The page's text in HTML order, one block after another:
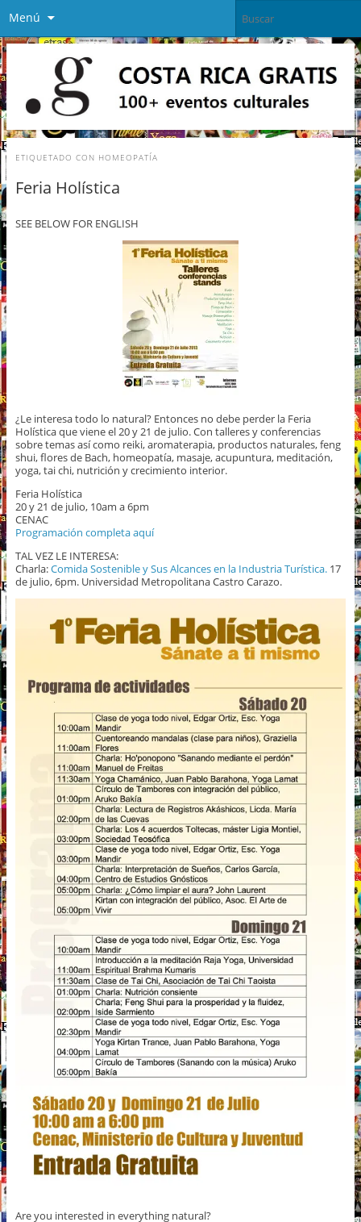
Menú
ETIQUETADO CON HOMEOPATÍA
Feria Holística
SEE BELOW FOR ENGLISH
¿Le interesa todo lo natural? Entonces no debe perder la Feria
Holística que viene el 20 y 21 de julio. Con talleres y conferencias
sobre temas así como reiki, aromaterapia, productos naturales, feng
shui, flores de Bach, homeopatía, masaje, acupuntura, meditación,
yoga, tai chi, nutrición y crecimiento interior.
Feria Holística
20 y 21 de julio, 10am a 6pm
CENAC
Programación completa aquí
TAL VEZ LE INTERESA:
Charla:Comida Sostenible y Sus Alcances en la Industria Turística.17
de julio, 6pm. Universidad Metropolitana Castro Carazo.
Are you interested in everything natural?